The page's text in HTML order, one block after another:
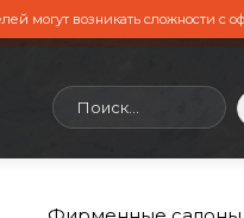
могут возникать сложности с